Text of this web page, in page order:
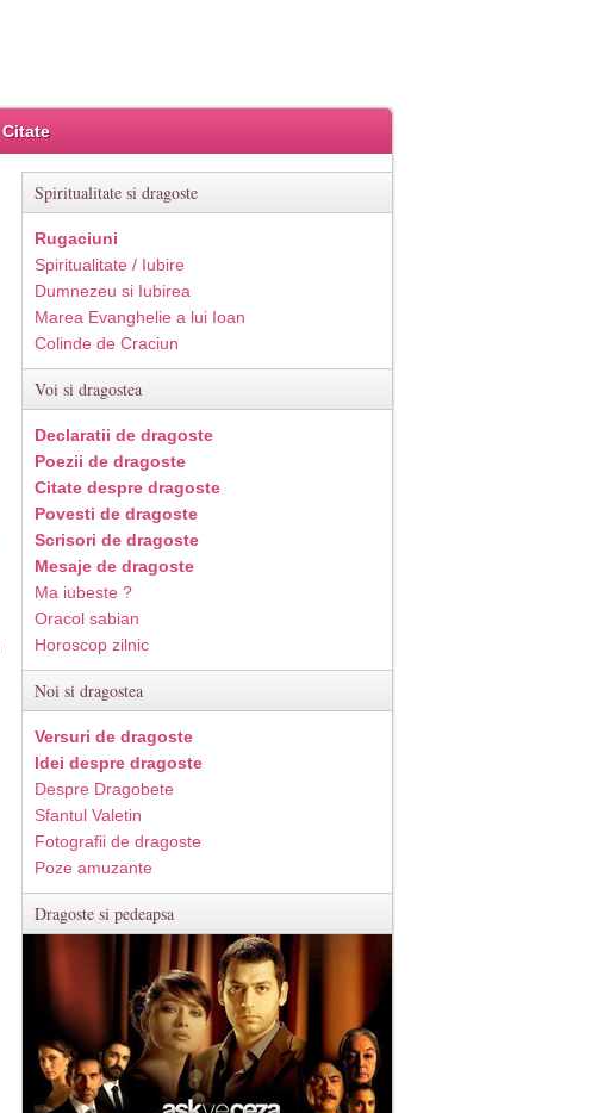
Citate
Spiritualitate si dragoste
Rugaciuni
Spiritualitate / Iubire
Dumnezeu si Iubirea
Marea Evanghelie a lui Ioan
Colinde de Craciun
Voi si dragostea
Declaratii de dragoste
Poezii de dragoste
Citate despre dragoste
Povesti de dragoste
Scrisori de dragoste
Mesaje de dragoste
Ma iubeste ?
Oracol sabian
Horoscop zilnic
Noi si dragostea
Versuri de dragoste
Idei despre dragoste
Despre Dragobete
Sfantul Valetin
Fotografii de dragoste
Poze amuzante
Dragoste si pedeapsa